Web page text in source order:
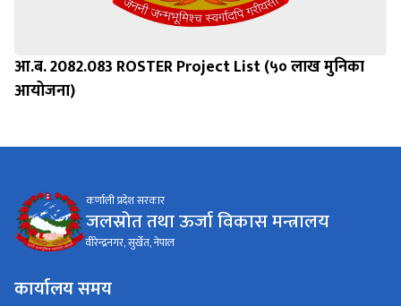
आ.ब. 2082.083 ROSTER Project List (५० लाख मुनिका
आयोजना)
कर्णाली प्रदेश सरकार
जलस्रोत तथा ऊर्जा विकास मन्त्रालय
वीरेन्द्रनगर, सुर्खेत, नेपाल
कार्यालय समय